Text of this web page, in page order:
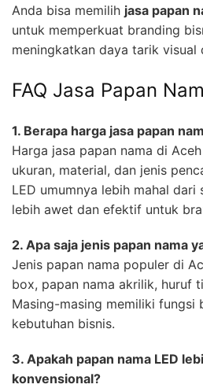
Anda bisa memilih jasa papan
untuk memperkuat branding
meningkatkan daya tarik visual
FAQ Jasa Papan
1. Berapa harga jasa papan
Harga jasa papan nama di
ukuran, material, dan jenis
LED umumnya lebih mahal dari
lebih awet dan efektif untuk
2. Apa saja jenis papan nama
Jenis papan nama populer di
box, papan nama akrilik, huruf
Masing-masing memiliki fungsi
kebutuhan bisnis.
3. Apakah papan nama LED
konvensional?